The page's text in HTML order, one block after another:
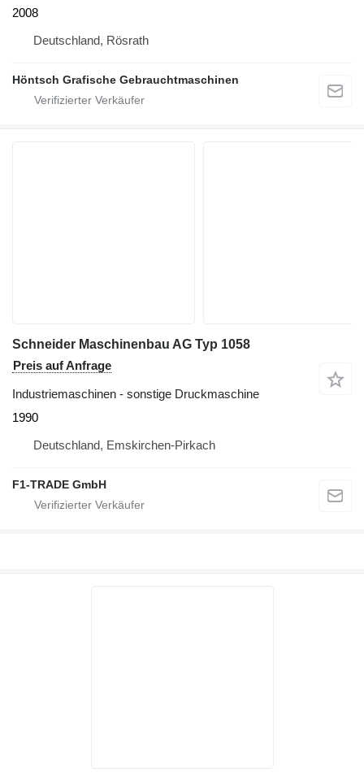
2008
Deutschland, Rösrath
Höntsch Grafische Gebrauchtmaschinen
Schneider Maschinenbau AG Typ 1058
Preis auf Anfrage
Industriemaschinen - sonstige Druckmaschine
1990
Deutschland, Emskirchen-Pirkach
F1-TRADE GmbH